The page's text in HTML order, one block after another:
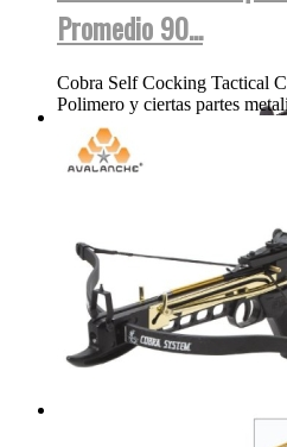
DYE Proto Rize
Speedball
Description DYE’s Proto
features normally only found
Precision True Bore...
más
Promedio 90...
Cobra Self Cocking Tactical
Polimero y ciertas partes